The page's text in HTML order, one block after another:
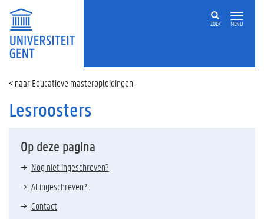
ZOEK MENU
Educatieve masteropleidingen
Lesroosters
Op deze pagina
Nog niet ingeschreven?
Al ingeschreven?
Contact